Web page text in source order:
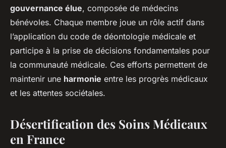
gouvernance élue, composée de médecins
bénévoles. Chaque membre joue un rôle actif dans
l’application du code de déontologie médicale et
participe à la prise de décisions fondamentales pour
la communauté médicale. Ces efforts permettent de
maintenir une harmonie entre les progrès médicaux
et les attentes sociétales.
Désertification des Soins Médicaux
en France